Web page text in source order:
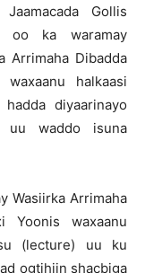
Gollis
oo ka waramay
Arrimaha Dibadda
halkaasi
diyaarinayo
uu waddo isuna
Wasiirka Arrimaha
Yoonis waxaanu
(lecture) uu ku
ogtihiin shacbiga